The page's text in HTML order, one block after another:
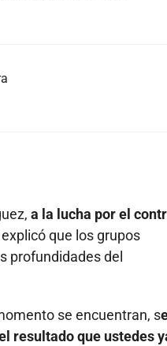
a la lucha por el
que los grupos
profundidades del
se encuentran, s
resultado que ustedes